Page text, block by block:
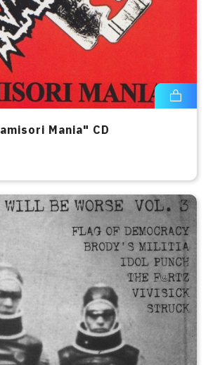
Mania" CD